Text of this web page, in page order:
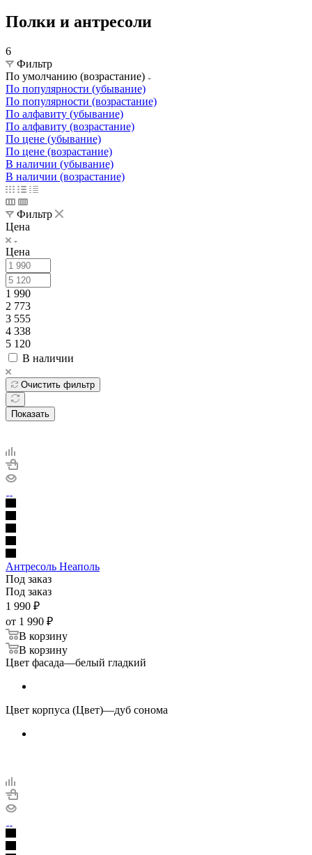
Полки и антресоли
6
Фильтр
По умолчанию (возрастание)
По популярности (убывание)
По популярности (возрастание)
По алфавиту (убывание)
По алфавиту (возрастание)
По цене (убывание)
По цене (возрастание)
В наличии (убывание)
В наличии (возрастание)
Фильтр
Цена
Цена
1 990
2 773
3 555
4 338
5 120
В наличии
Очистить фильтр
Показать
Антресоль Неаполь
Под заказ
Под заказ
1 990 ₽
от 1 990 ₽
В корзину
В корзину
Цвет фасада—белый гладкий
Цвет корпуса (Цвет)—дуб сонома